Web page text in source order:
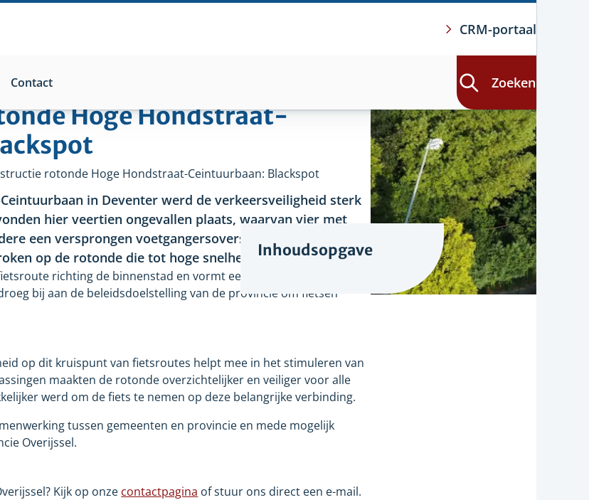
CRM-portaal
Contact Zoeken
Hoge Hondstraat-
rotonde Hoge Hondstraat-Ceintuurbaan: Blackspot
in Deventer werd de verkeersveiligheid sterk
hier veertien ongevallen plaats, waarvan vier met
een versprongen voetgangersoversteekplaats (VOP),
op de rotonde die tot hoge snelheden leidden.
richting de binnenstad en vormt een schakel in het
bij aan de beleidsdoelstelling van de provincie om fietsen
op dit kruispunt van fietsroutes helpt mee in het stimuleren van
maakten de rotonde overzichtelijker en veiliger voor alle
werd om de fiets te nemen op deze belangrijke verbinding.
tussen gemeenten en provincie en mede mogelijk
Overijssel.
Kijk op onze contactpagina of stuur ons direct een e-mail.
Inhoudsopgave